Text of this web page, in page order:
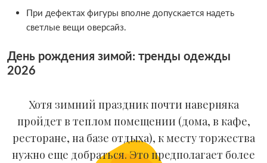
При дефектах фигуры вполне допускается надеть
светлые вещи оверсайз.
День рождения зимой: тренды одежды
2026
Хотя зимний праздник почти наверняка
пройдет в теплом помещении (дома, в кафе,
ресторане, на базе отдыха), к месту торжества
нужно еще добраться. Это предполагает более